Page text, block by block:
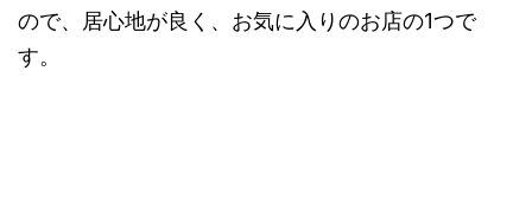
ので、居心地が良く、お気に入りのお店の1つで
す。